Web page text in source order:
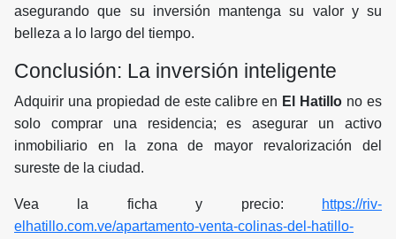
asegurando que su inversión mantenga su valor y su
belleza a lo largo del tiempo.
Conclusión: La inversión inteligente
Adquirir una propiedad de este calibre en El Hatillo no es
solo comprar una residencia; es asegurar un activo
inmobiliario en la zona de mayor revalorización del
sureste de la ciudad.
Vea la ficha y precio:
https://riv-
elhatillo.com.ve/apartamento-venta-colinas-del-hatillo-